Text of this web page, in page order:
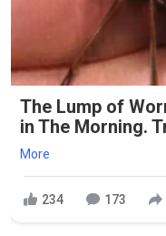
The Lump of
in The Morning.
More
234 173